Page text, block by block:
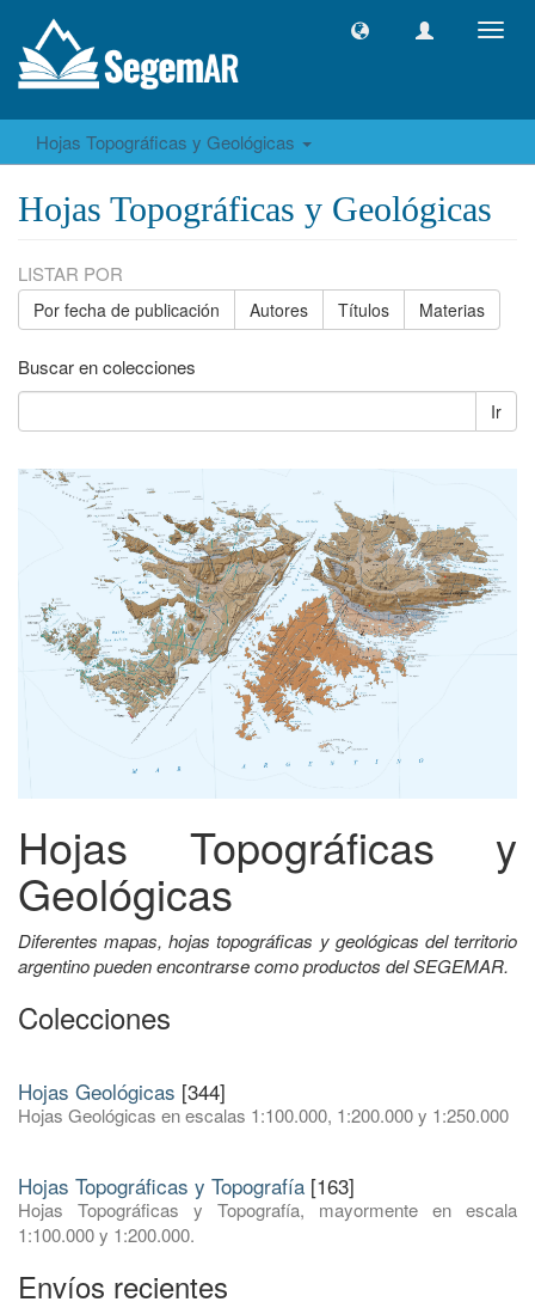
Hojas Topográficas y Geológicas
Hojas Topográficas y Geológicas
LISTAR POR
Por fecha de publicación Autores Títulos Materias
Buscar en colecciones
Ir
Hojas Topográficas y
Geológicas
Diferentes mapas, hojas topográficas y geológicas del territorio
argentino pueden encontrarse como productos del SEGEMAR.
Colecciones
Hojas Geológicas [344]
Hojas Geológicas en escalas 1:100.000, 1:200.000 y 1:250.000
Hojas Topográficas y Topografía [163]
Hojas Topográficas y Topografía, mayormente en escala
1:100.000 y 1:200.000.
Envíos recientes